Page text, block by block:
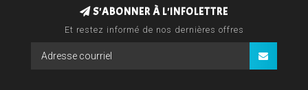
S'ABONNER À L'INFOLETTRE
Et restez informé de nos dernières offres